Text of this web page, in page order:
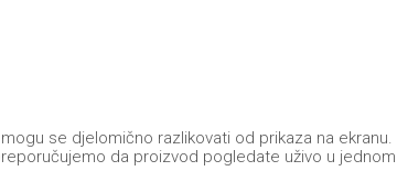
se djelomično razlikovati od prikaza na
da proizvod pogledate uživo u